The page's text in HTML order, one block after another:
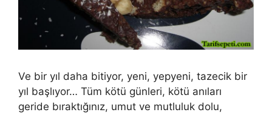
Ve bir yıl daha bitiyor, yeni, yepyeni, tazecik bir
yıl başlıyor… Tüm kötü günleri, kötü anıları
geride bıraktığınız, umut ve mutluluk dolu,